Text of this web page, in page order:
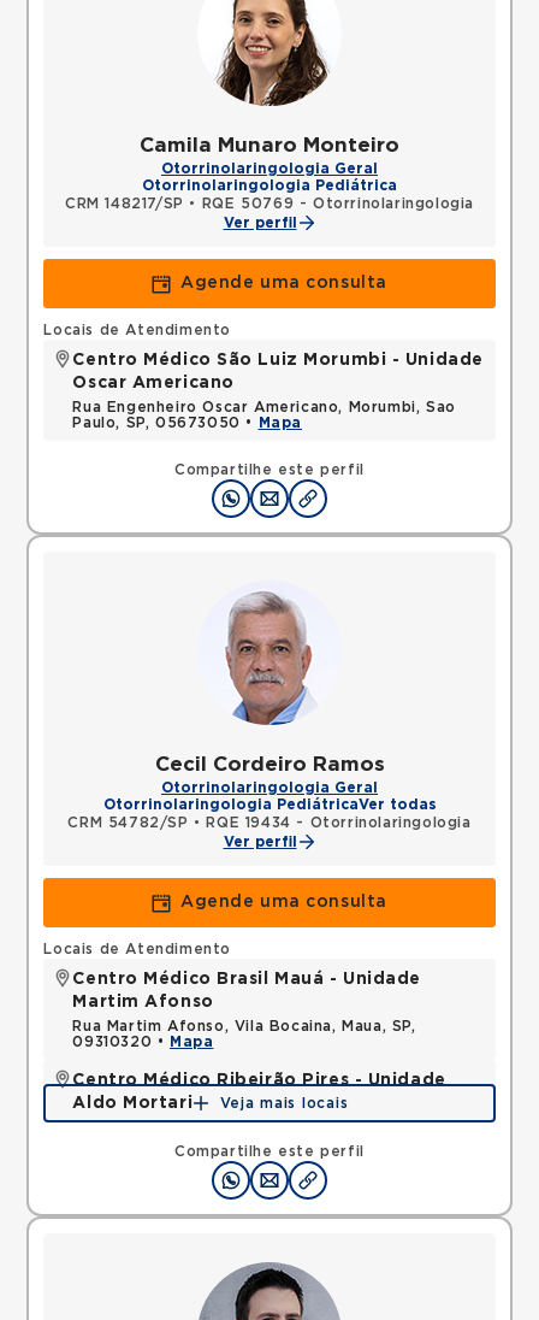
Camila Munaro Monteiro
Otorrinolaringologia Geral
Otorrinolaringologia Pediátrica
CRM 148217/SP •
RQE 50769 - Otorrinolaringologia
Ver perfil
Agende uma consulta
Compartilhe este perfil
Locais de Atendimento
Centro Médico São Luiz Morumbi - Unidade
Oscar Americano
Rua Engenheiro Oscar Americano, Morumbi, Sao
Paulo, SP, 05673050 •
Mapa
Cecil Cordeiro Ramos
Otorrinolaringologia Geral
Otorrinolaringologia PediátricaVer todas
CRM 54782/SP •
RQE 19434 - Otorrinolaringologia
Ver perfil
Agende uma consulta
Compartilhe este perfil
Locais de Atendimento
Centro Médico Brasil Mauá - Unidade
Martim Afonso
Rua Martim Afonso, Vila Bocaina, Maua, SP,
09310320 •
Mapa
Centro Médico Ribeirão Pires - Unidade
Aldo Mortari
Rua Aldo Mortari, Suissa, Ribeirao Pires, SP,
Mapa
Veja mais locais